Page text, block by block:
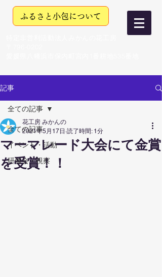
ふるさと小包について
記事
全ての記事
イベント・活動
研修会・視察
全ての記事
マーマレード大会にて金賞
を受賞！！
花工房 みかんの
2021年5月17日 読了時間: 1分